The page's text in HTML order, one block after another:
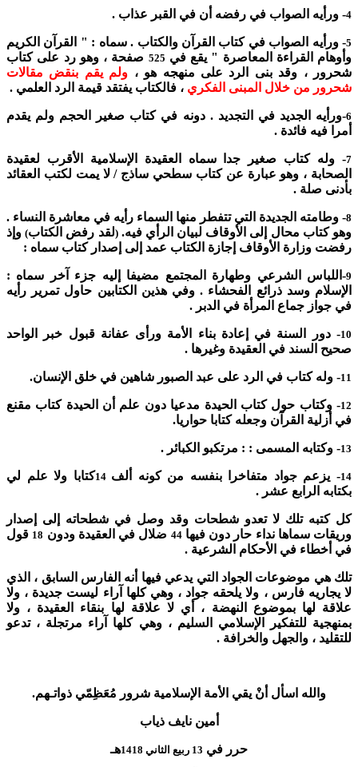
4- ورأيه الصواب في رفضه أن في القبر عذاب .
5- ورأيه الصواب في كتاب القرآن والكتاب . سماه : " القرآن الكريم
وأوهام القراءة المعاصرة " يقع في 525 صفحة ، وهو رد على كتاب
شحرور ، وقد بنى الرد على منهجه هو ، ولم يقم بنقض مقالات
شحرور من خلال المبنى الفكري ، فالكتاب يفتقد قيمة الرد العلمي .
6-ورأيه الجديد في التجديد . دونه في كتاب صغير الحجم ولم يقدم
أمرا فيه فائدة .
7- وله كتاب صغير جدا سماه العقيدة الإسلامية الأقرب لعقيدة
الصحابة ، وهو عبارة عن كتاب سطحي ساذج / لا يمت لكتب العقائد
بأدنى صلة .
8- وطامته الجديدة التي تتفطر منها السماء رأيه في معاشرة النساء .
وهو كتاب محال إلى الأوقاف لبيان الرأي فيه.(لقد رفض الكتاب)وإذ
رفضت وزارة الأوقاف إجازة الكتاب عمد إلى إصدار كتاب سماه :
9-اللباس الشرعي وطهارة المجتمع مضيفا إليه جزء آخر سماه :
الإسلام وسد ذرائع الفحشاء . وفي هذين الكتابين حاول تمرير رأيه
في جواز جماع المرأة في الدبر .
10- دور السنة في إعادة بناء الأمة ورأى عفانة قبول خبر الواحد
صحيح السند في العقيدة وغيرها .
11- وله كتاب في الرد على عبد الصبور شاهين في خلق الإنسان.
12- وكتاب حول كتاب الحيدة مدعيا دون علم أن الحيدة كتاب مقنع
في أزلية القرآن وجعله كتابا حواريا.
13- وكتابه المسمى : : مرتكبو الكبائر .
14- يزعم جواد متفاخرا بنفسه من كونه ألف 14
كتابا ولا علم لي
بكتابه الرابع عشر .
كل كتبه تلك لا تعدو شطحات وقد وصل في شطحاته إلى إصدار
وريقات سماها نداء حار دون فيها44 ضلال في العقيدة ودون 18 قول
في أخطاء في الأحكام الشرعية .
تلك هي موضوعات الجواد التي يدعي فيها أنه الفارس السابق ، الذي
لا يجاريه فارس ، ولا يلحقه جواد ، وهي كلها آراء ليست جديدة ، ولا
علاقة لها بموضوع النهضة ، أي لا علاقة لها بنقاء العقيدة ، ولا
بمنهجية للتفكير الإسلامي السليم ، وهي كلها آراء مرتجلة ، تدعو
للتقليد ، والجهل والخرافة .
والله اسأل أنْ يقي الأمة الإسلامية شرور مُعَظِمّي ذواتـهم.
أمين نايف ذياب
حرر في 13 ربيع الثاني 1418 هـ